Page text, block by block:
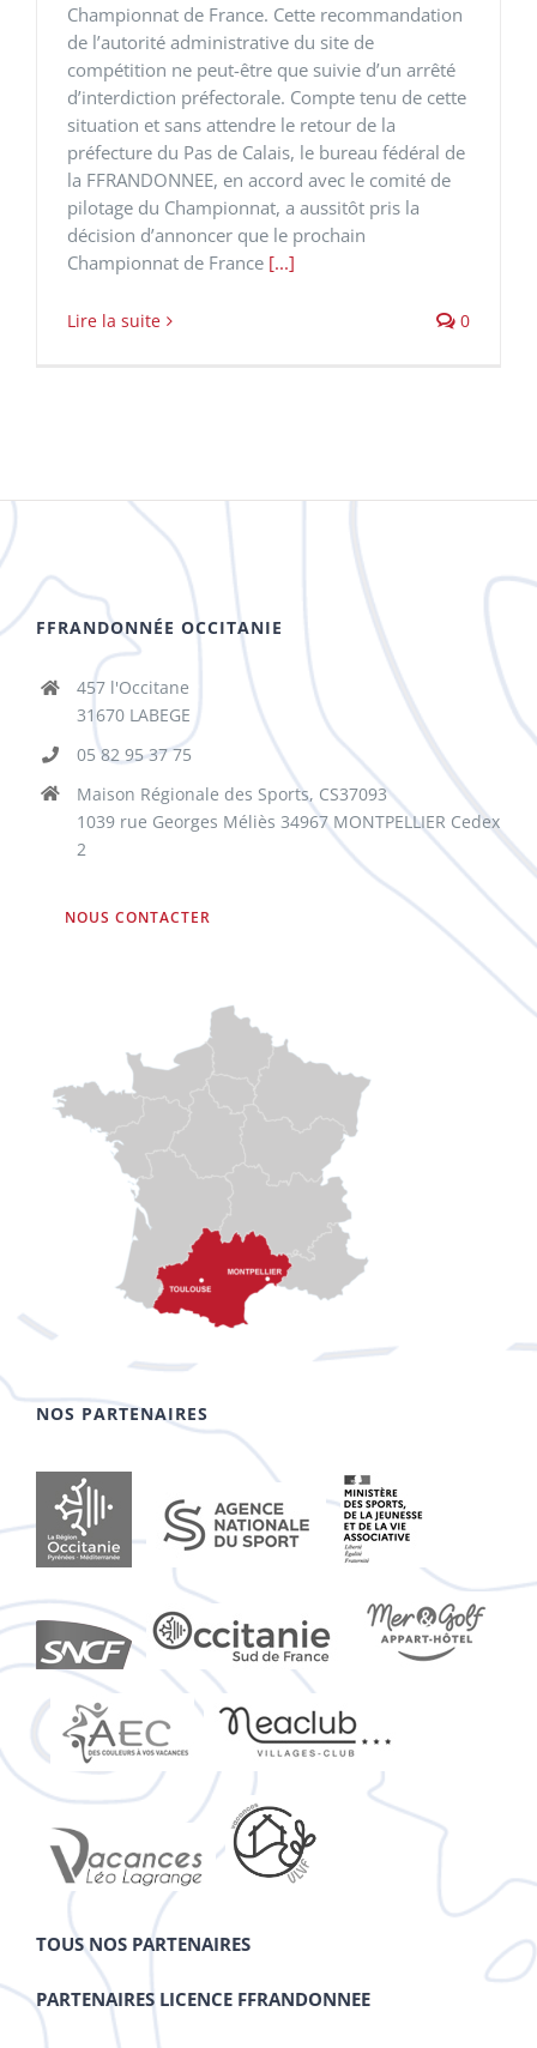
Championnat de France. Cette recommandation
de l’autorité administrative du site de
compétition ne peut-être que suivie d’un arrêté
d’interdiction préfectorale. Compte tenu de cette
situation et sans attendre le retour de la
préfecture du Pas de Calais, le bureau fédéral ​de
la FFRANDONNEE, en accord avec le comité de
pilotage du Championnat, a aussitôt pris la
décision d’annoncer que le prochain
Championnat de France [...]
Lire la suite 0
FFRANDONNÉE OCCITANIE
457 l'Occitane
31670 LABEGE
05 82 95 37 75
Maison Régionale des Sports, CS37093
1039 rue Georges Méliès 34967 MONTPELLIER Cedex
2
NOUS CONTACTER
NOS PARTENAIRES
TOUS NOS PARTENAIRES
PARTENAIRES LICENCE FFRANDONNEE